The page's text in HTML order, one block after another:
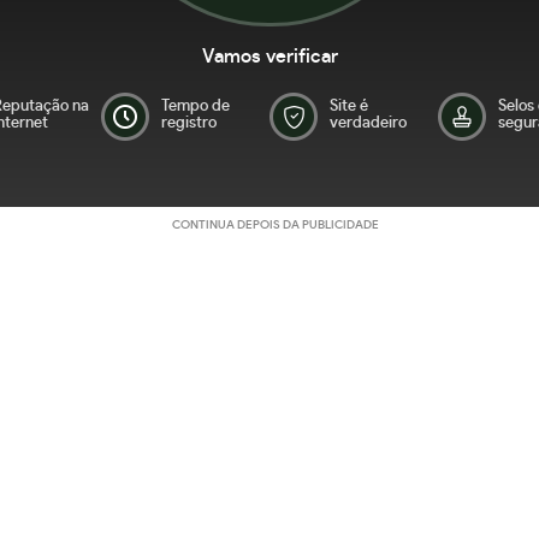
Vamos verificar
na
Tempo de
registro
Site é
verdadeiro
Selos
CONTINUA DEPOIS DA PUBLICIDADE